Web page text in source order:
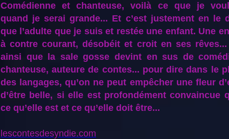
Comédienne et chanteuse, voilà ce que je
quand je serai grande... Et c’est justement en le
que l’adulte que je suis et restée une enfant. Une
à contre courant, désobéit et croit en ses rêves...
ainsi que la sale gosse devint en sus de
chanteuse, auteure de contes... pour dire dans le
des langages, qu’on ne peut empêcher une fleur
d’être belle, si elle est profondément convaincue
ce qu’elle est et ce qu’elle doit être...
lescontesdesyndie.com